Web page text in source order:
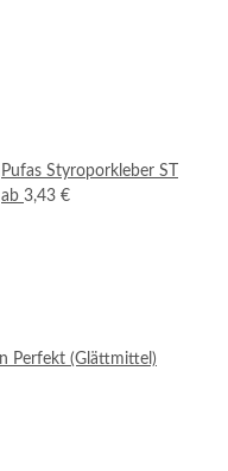
Pufas Styroporkleber ST
ab 3,43 €